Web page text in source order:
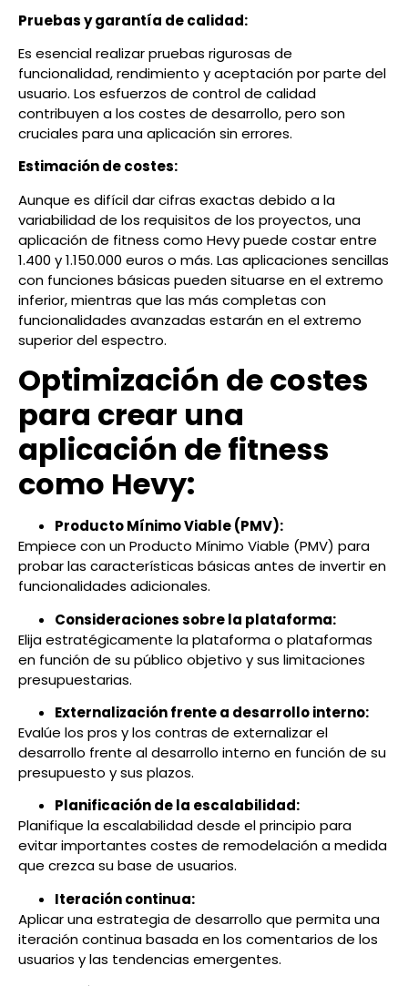
Pruebas y garantía de calidad:
Es esencial realizar pruebas rigurosas de
funcionalidad, rendimiento y aceptación por parte del
usuario. Los esfuerzos de control de calidad
contribuyen a los costes de desarrollo, pero son
cruciales para una aplicación sin errores.
Estimación de costes:
Aunque es difícil dar cifras exactas debido a la
variabilidad de los requisitos de los proyectos, una
aplicación de fitness como Hevy puede costar entre
1.400 y 1.150.000 euros o más. Las aplicaciones sencillas
con funciones básicas pueden situarse en el extremo
inferior, mientras que las más completas con
funcionalidades avanzadas estarán en el extremo
superior del espectro.
Optimización de costes
para crear una
aplicación de fitness
como Hevy:
Producto Mínimo Viable (PMV):
Empiece con un Producto Mínimo Viable (PMV) para
probar las características básicas antes de invertir en
funcionalidades adicionales.
Consideraciones sobre la plataforma:
Elija estratégicamente la plataforma o plataformas
en función de su público objetivo y sus limitaciones
presupuestarias.
Externalización frente a desarrollo interno:
Evalúe los pros y los contras de externalizar el
desarrollo frente al desarrollo interno en función de su
presupuesto y sus plazos.
Planificación de la escalabilidad:
Planifique la escalabilidad desde el principio para
evitar importantes costes de remodelación a medida
que crezca su base de usuarios.
Iteración continua:
Aplicar una estrategia de desarrollo que permita una
iteración continua basada en los comentarios de los
usuarios y las tendencias emergentes.